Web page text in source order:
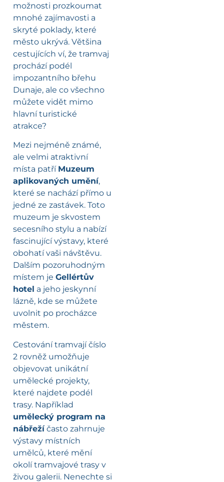
možnosti prozkoumat
mnohé zajímavosti a
skryté poklady, které
město ukrývá. Většina
cestujících ví, že tramvaj
prochází podél
impozantního břehu
Dunaje, ale co všechno
můžete vidět mimo
hlavní turistické
atrakce?
Mezi nejméně známé,
ale velmi atraktivní
místa patří Muzeum
aplikovaných umění,
které se nachází přímo u
jedné ze zastávek. Toto
muzeum je skvostem
secesního stylu a nabízí
fascinující výstavy, které
obohatí vaši návštěvu.
Dalším pozoruhodným
místem je Gellértův
hotel a jeho jeskynní
lázně, kde se můžete
uvolnit po procházce
městem.
Cestování tramvají číslo
2 rovněž umožňuje
objevovat unikátní
umělecké projekty,
které najdete podél
trasy. Například
umělecký program na
nábřežíčasto zahrnuje
výstavy místních
umělců, které mění
okolí tramvajové trasy v
živou galerii. Nenechte si